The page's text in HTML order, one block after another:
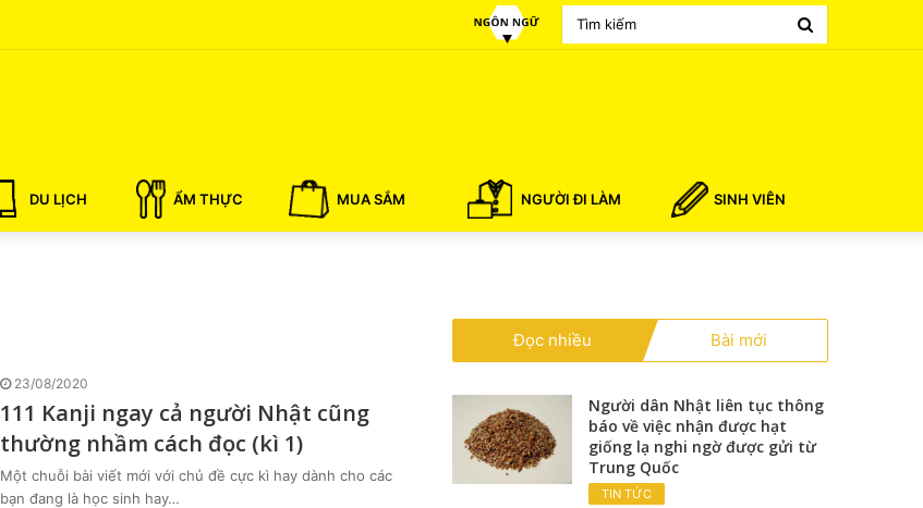
DU LỊCH ẨM THỰC MUA SẮM NGƯỜI ĐI LÀM SINH VIÊN
23/08/2020
111 Kanji ngay cả người Nhật cũng
thường nhầm cách đọc (kì 1)
Một chuỗi bài viết mới với chủ đề cực kì hay dành cho các
bạn đang là học sinh hay…
Đọc nhiều Bài mới
Người dân Nhật liên tục thông
báo về việc nhận được hạt
giống lạ nghi ngờ được gửi từ
Trung Quốc
TIN TỨC